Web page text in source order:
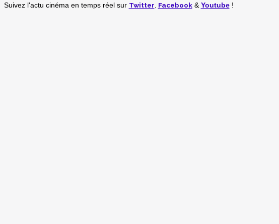
Suivez l'actu cinéma en temps réel sur Twitter Facebook& Youtube!